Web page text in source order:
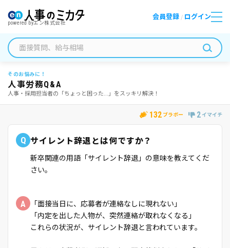
powered byエン株式会社
会員登録 / ログイン
そのお悩みに！
人事労務Q&A
人事・採用担当者の「ちょっと困った...」をスッキリ解決！
132 ブラボー 2 イマイチ
Q サイレント辞退とは何ですか？
新卒関連の用語「サイレント辞退」の意味を教えてくだ
さい。
A
「面接当日に、応募者が連絡なしに現れない」
「内定を出した人物が、突然連絡が取れなくなる」
これらの状況が、サイレント辞退と言われています。